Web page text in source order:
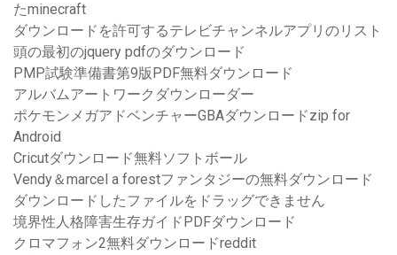
たminecraft
ダウンロードを許可するテレビチャンネルアプリのリスト
頭の最初のjquery pdfのダウンロード
PMP試験準備書第9版PDF無料ダウンロード
アルバムアートワークダウンローダー
ポケモンメガアドベンチャーGBAダウンロードzip for
Android
Cricutダウンロード無料ソフトボール
Vendy＆marcel a forestファンタジーの無料ダウンロード
ダウンロードしたファイルをドラッグできません
境界性人格障害生存ガイドPDFダウンロード
クロマフォン2無料ダウンロードreddit